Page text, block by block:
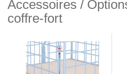
Accessoires /
coffre-fort